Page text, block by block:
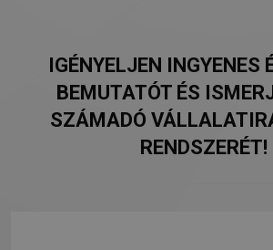
IGÉNYELJEN INGYENES
BEMUTATÓT ÉS
SZÁMADÓ
RENDSZERÉT!